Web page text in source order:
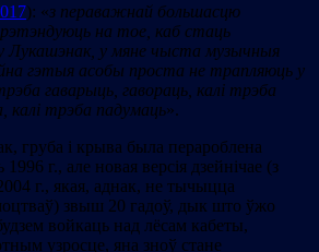
): «з пераважнай большасцю
на тое, каб стаць
Лукашэнак, у мяне чыста музычныя
гэтыя асобы проста не трапляюць у
гаварыць, гавораць, калі трэба
калі трэба падумаць».
груба і крыва была перароблена
г., але новая версія дзейнічае (з
г., якая, аднак, не тычыцца
звыш 20 гадоў, дык што ўжо
войкаць над лёсам кабеты,
узросце, яна зноў стане